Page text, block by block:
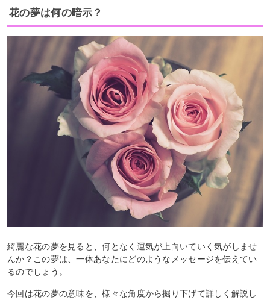
花の夢は何の暗示？
綺麗な花の夢を見ると、何となく運気が上向いていく気がしませ
んか？この夢は、一体あなたにどのようなメッセージを伝えてい
るのでしょう。
今回は花の夢の意味を、様々な角度から掘り下げて詳しく解説し